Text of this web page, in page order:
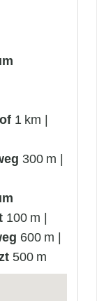
1 km |
300 m |
100 m |
600 m |
500 m